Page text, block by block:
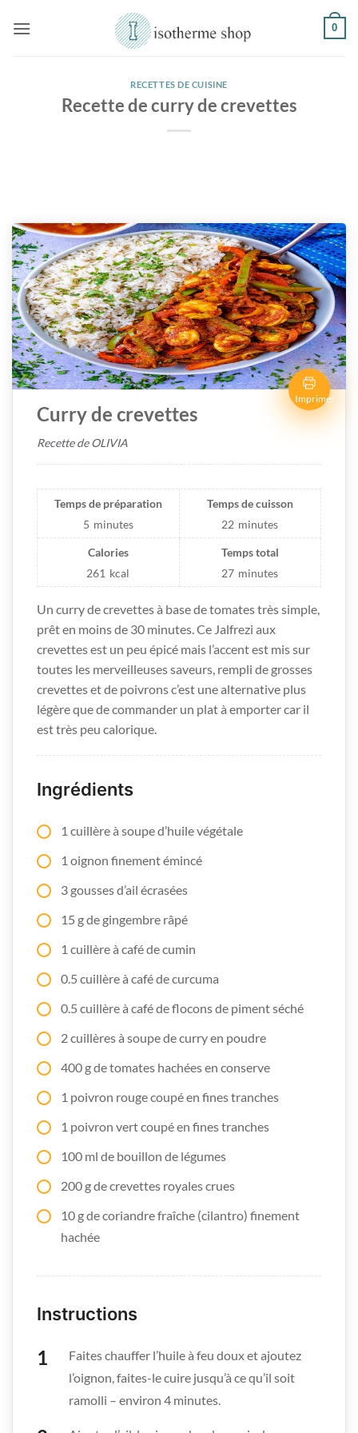
0
RECETTES DE CUISINE
Recette de curry de crevettes
Imprimer
Curry de crevettes
Recette de OLIVIA
Temps de préparation
5 minutes
Temps de cuisson
22 minutes
Calories
261 kcal
Temps total
27 minutes
Un curry de crevettes à base de tomates très simple,
prêt en moins de 30 minutes. Ce Jalfrezi aux
crevettes est un peu épicé mais l’accent est mis sur
toutes les merveilleuses saveurs, rempli de grosses
crevettes et de poivrons c’est une alternative plus
légère que de commander un plat à emporter car il
est très peu calorique.
Ingrédients
1 cuillère à soupe d’huile végétale
1 oignon finement émincé
3 gousses d’ail écrasées
15 g de gingembre râpé
1 cuillère à café de cumin
0.5 cuillère à café de curcuma
0.5 cuillère à café de flocons de piment séché
2 cuillères à soupe de curry en poudre
400 g de tomates hachées en conserve
1 poivron rouge coupé en fines tranches
1 poivron vert coupé en fines tranches
100 ml de bouillon de légumes
200 g de crevettes royales crues
10 g de coriandre fraîche (cilantro) finement
hachée
Instructions
Faites chauffer l’huile à feu doux et ajoutez
l’oignon, faites-le cuire jusqu’à ce qu’il soit
ramolli – environ 4 minutes.